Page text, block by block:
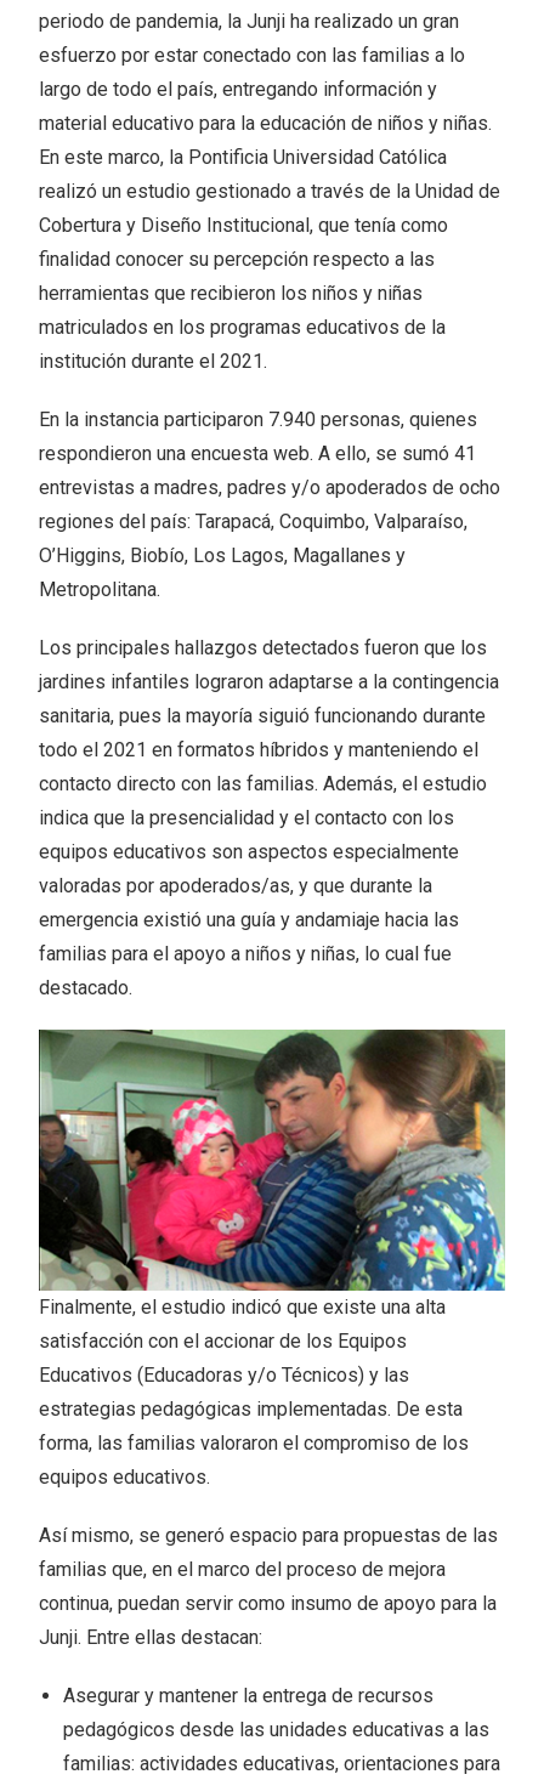
periodo de pandemia, la Junji ha realizado un gran
esfuerzo por estar conectado con las familias a lo
largo de todo el país, entregando información y
material educativo para la educación de niños y niñas.
En este marco, la Pontificia Universidad Católica
realizó un estudio gestionado a través de la Unidad de
Cobertura y Diseño Institucional, que tenía como
finalidad conocer su percepción respecto a las
herramientas que recibieron los niños y niñas
matriculados en los programas educativos de la
institución durante el 2021.
En la instancia participaron 7.940 personas, quienes
respondieron una encuesta web. A ello, se sumó 41
entrevistas a madres, padres y/o apoderados de ocho
regiones del país: Tarapacá, Coquimbo, Valparaíso,
O’Higgins, Biobío, Los Lagos, Magallanes y
Metropolitana.
Los principales hallazgos detectados fueron que los
jardines infantiles lograron adaptarse a la contingencia
sanitaria, pues la mayoría siguió funcionando durante
todo el 2021 en formatos híbridos y manteniendo el
contacto directo con las familias. Además, el estudio
indica que la presencialidad y el contacto con los
equipos educativos son aspectos especialmente
valoradas por apoderados/as, y que durante la
emergencia existió una guía y andamiaje hacia las
familias para el apoyo a niños y niñas, lo cual fue
destacado.
Finalmente, el estudio indicó que existe una alta
satisfacción con el accionar de los Equipos
Educativos (Educadoras y/o Técnicos) y las
estrategias pedagógicas implementadas. De esta
forma, las familias valoraron el compromiso de los
equipos educativos.
Así mismo, se generó espacio para propuestas de las
familias que, en el marco del proceso de mejora
continua, puedan servir como insumo de apoyo para la
Junji. Entre ellas destacan:
Asegurar y mantener la entrega de recursos
pedagógicos desde las unidades educativas a las
familias: actividades educativas, orientaciones para